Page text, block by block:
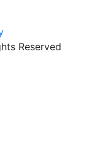
Reserved